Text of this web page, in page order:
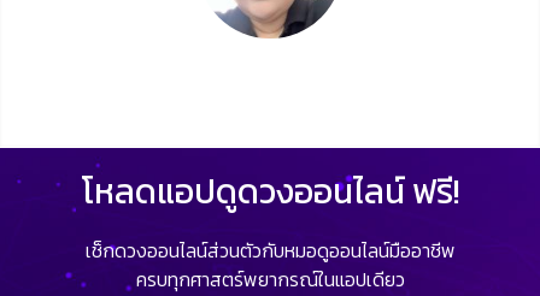
โหลดแอปดูดวงออนไลน์ ฟรี!
เช็กดวงออนไลน์ส่วนตัวกับหมอดูออนไลน์มืออาชีพ
ครบทุกศาสตร์พยากรณ์ในแอปเดียว